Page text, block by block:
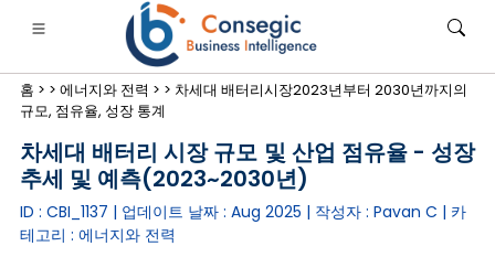
·금융·보험• 소비재 • 에너지 및 전력• 식품 및 음료
홈 > > 에너지와 전력 > > 차세대 배터리시장2023년부터 2030년까지의
규모, 점유율, 성장 통계
차세대 배터리 시장 규모 및 산업 점유율 - 성장
추세 및 예측(2023~2030년)
ID : CBI_1137 | 업데이트 날짜 : Aug 2025 | 작성자 : Pavan C | 카
테고리 : 에너지와 전력